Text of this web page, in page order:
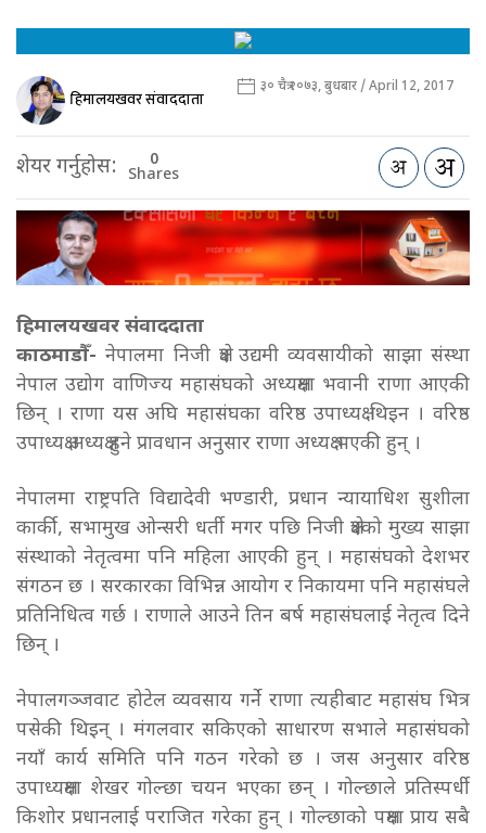
हिमालयखवर संवाददाता ३० चैत्र २०७३, बुधबार / April 12, 2017
शेयर गर्नुहोस: 0
Shares
हिमालयखवर संवाददाता
काठमाडौँ-नेपालमा निजी क्षेत्र उद्यमी व्यवसायीको साझा संस्था
नेपाल उद्योग वाणिज्य महासंघको अध्यक्षमा भवानी राणा आएकी
छिन् । राणा यस अघि महासंघका वरिष्ठ उपाध्यक्ष थिइन । वरिष्ठ
उपाध्यक्ष अध्यक्ष हुने प्रावधान अनुसार राणा अध्यक्ष भएकी हुन् ।
नेपालमा राष्ट्रपति विद्यादेवी भण्डारी, प्रधान न्यायाधिश सुशीला
कार्की, सभामुख ओन्सरी धर्ती मगर पछि निजी क्षेत्रको मुख्य साझा
संस्थाको नेतृत्वमा पनि महिला आएकी हुन् । महासंघको देशभर
संगठन छ । सरकारका विभिन्न आयोग र निकायमा पनि महासंघले
प्रतिनिधित्व गर्छ । राणाले आउने तिन बर्ष महासंघलाई नेतृत्व दिने
छिन् ।
नेपालगञ्जवाट होटेल व्यवसाय गर्ने राणा त्यहीबाट महासंघ भित्र
पसेकी थिइन् । मंगलवार सकिएको साधारण सभाले महासंघको
नयाँ कार्य समिति पनि गठन गरेको छ । जस अनुसार वरिष्ठ
उपाध्यक्षमा शेखर गोल्छा चयन भएका छन् । गोल्छाले प्रतिस्पर्धी
किशोर प्रधानलाई पराजित गरेका हुन् । गोल्छाको पक्षमा प्राय सबै